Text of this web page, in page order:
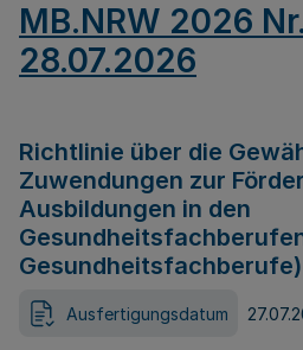
MB.NRW 2026
28.07.2026
Richtlinie über die
Zuwendungen zur
Ausbildungen in den
Gesundheitsfachberufe)
Ausfertigungsdatum